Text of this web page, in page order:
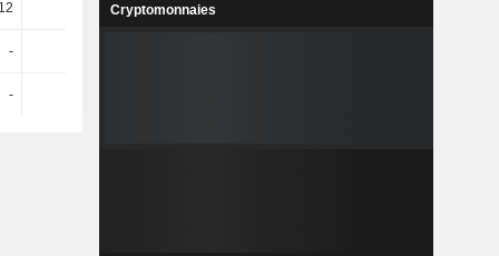
105
-
-
Cryptomonnaies